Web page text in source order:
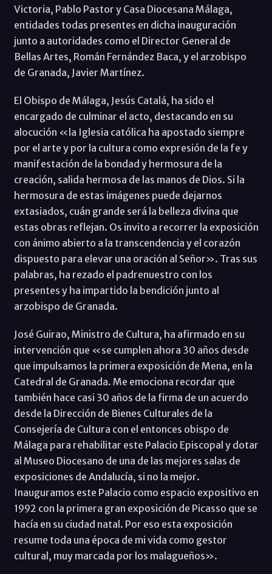
Victoria, Pablo Pastor y Casa Diocesana Málaga,
entidades todas presentes en dicha inauguración
junto a autoridades como el Director General de
Bellas Artes, Román Fernández Baca, y el arzobispo
de Granada, Javier Martínez.
El Obispo de Málaga, Jesús Catalá, ha sido el
encargado de culminar el acto, destacando en su
alocución «la Iglesia católica ha apostado siempre
por el arte y por la cultura como expresión de la fe y
manifestación de la bondad y hermosura de la
creación, salida hermosa de las manos de Dios. Si la
hermosura de estas imágenes puede dejarnos
extasiados, cuán grande será la belleza divina que
estas obras reflejan. Os invito a recorrer la exposición
con ánimo abierto a la transcendencia y el corazón
dispuesto para elevar una oración al Señor». Tras sus
palabras, ha rezado el padrenuestro con los
presentes y ha impartido la bendición junto al
arzobispo de Granada.
José Guirao, Ministro de Cultura, ha afirmado en su
intervención que «se cumplen ahora 30 años desde
que impulsamos la primera exposición de Mena, en la
Catedral de Granada. Me emociona recordar que
también hace casi 30 años de la firma de un acuerdo
desde la Dirección de Bienes Culturales de la
Consejerí­a de Cultura con el entonces obispo de
Málaga para rehabilitar este Palacio Episcopal y dotar
al Museo Diocesano de una de las mejores salas de
exposiciones de Andalucí­a, si no la mejor.
Inauguramos este Palacio como espacio expositivo en
1992 con la primera gran exposición de Picasso que se
hací­a en su ciudad natal. Por eso esta exposición
resume toda una época de mi vida como gestor
cultural, muy marcada por los malagueños».